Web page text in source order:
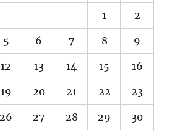
1 2
5 6 7 8 9
12 13 14 15 16
19 20 21 22 23
26 27 28 29 30